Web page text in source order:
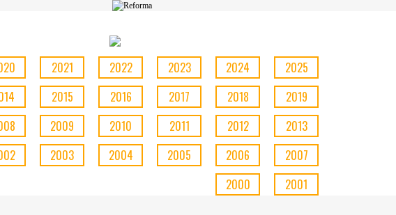
2025
2024
2023
2022
2021
2019
2018
2017
2016
2015
2013
2012
2011
2010
2009
2007
2006
2005
2004
2003
2001
2000